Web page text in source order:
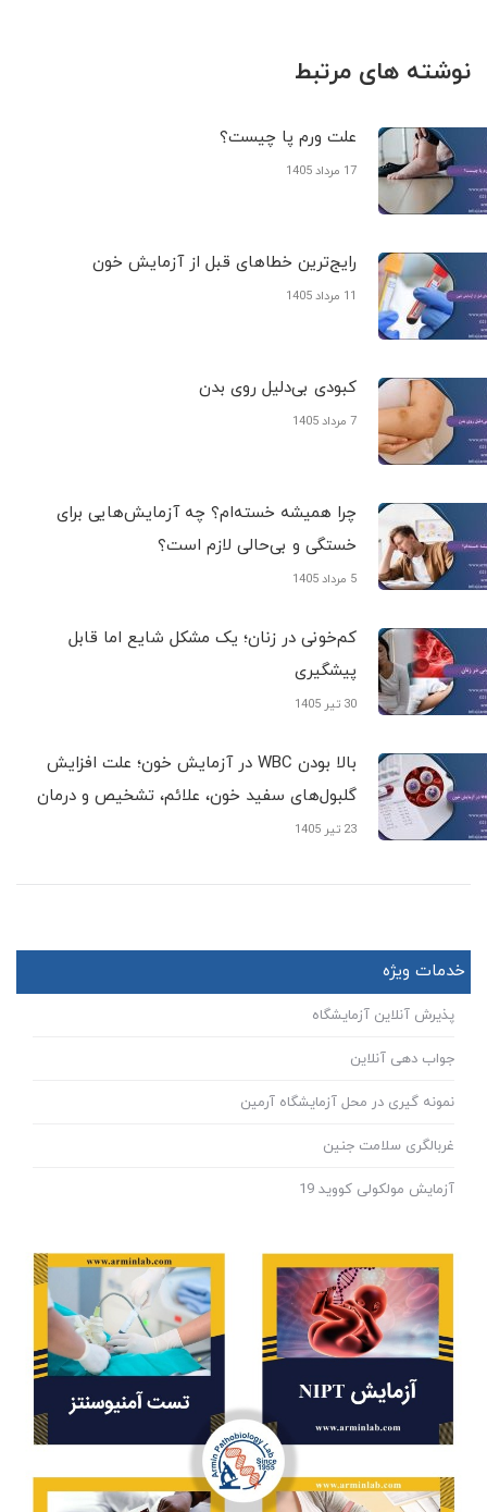
نوشته های مرتبط
علت ورم پا چیست؟
17 مرداد 1405
رایج‌ترین خطاهای قبل از آزمایش خون
11 مرداد 1405
کبودی‌ بی‌دلیل روی بدن
7 مرداد 1405
چرا همیشه خسته‌ام؟ چه آزمایش‌هایی برای
خستگی و بی‌حالی لازم است؟
5 مرداد 1405
کم‌خونی در زنان؛ یک مشکل شایع اما قابل
پیشگیری
30 تیر 1405
بالا بودن WBC در آزمایش خون؛ علت افزایش
گلبول‌های سفید خون، علائم، تشخیص و درمان
23 تیر 1405
خدمات ویژه
پذیرش آنلاین آزمایشگاه
جواب دهی آنلاین
نمونه گیری در محل آزمایشگاه آرمین
غربالگری سلامت جنین
آزمایش مولکولی کووید 19